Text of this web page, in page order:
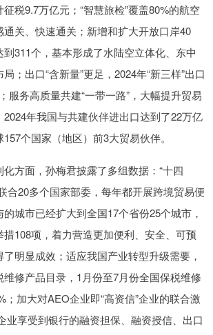
税9.7万亿元；“智慧旅检”覆盖80%的航空
关、快速通关；新增和扩大开放口岸40
311个，基本形成了水陆空立体化、东中
；出口“含新量”更足，2024年“新三样”出口
服务高质量共建“一带一路”，大幅提升贸易
年我国与共建伙伴进出口达到了22万亿
个国家（地区）前3大贸易伙伴。
方面，孙梅君披露了多组数据：“十四
合20多个国家部委，每年都开展跨境贸易便
城市已经扩大到全国17个省份25个城市，
措108项，着力营造更加便利、安全、可预
明显成效；适应我国产业转型升级需要，
修产品目录，1月份至7月份全国保税维修
；加大对AEO企业即“高资信”企业的联合激
业享受到银行的融资担保、融资授信、出口